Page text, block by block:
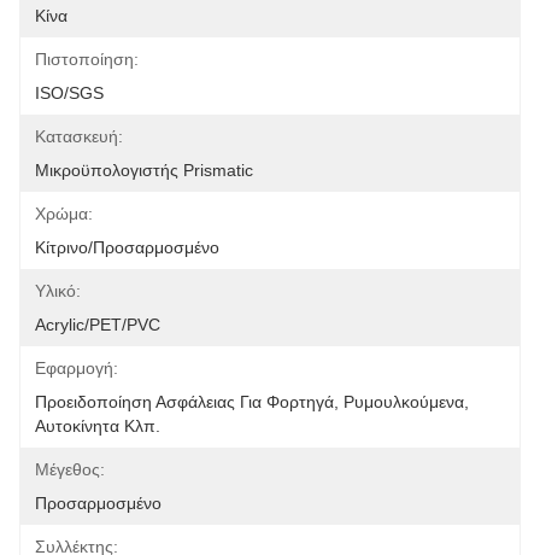
Κίνα
Πιστοποίηση:
ISO/SGS
Κατασκευή:
Μικροϋπολογιστής Prismatic
Χρώμα:
Κίτρινο/Προσαρμοσμένο
Υλικό:
Acrylic/PET/PVC
Εφαρμογή:
Προειδοποίηση Ασφάλειας Για Φορτηγά, Ρυμουλκούμενα,
Αυτοκίνητα Κλπ.
Μέγεθος:
Προσαρμοσμένο
Συλλέκτης: